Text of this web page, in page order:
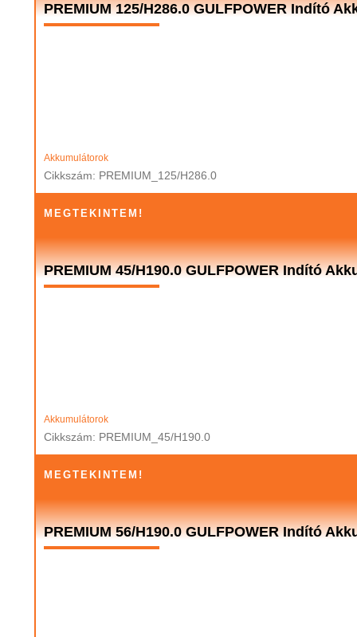
PREMIUM 125/H286.0 GULFPOWER Indító
Akkumulátorok
Cikkszám: PREMIUM_125/H286.0
MEGTEKINTEM!
PREMIUM 45/H190.0 GULFPOWER Indító
Akkumulátorok
Cikkszám: PREMIUM_45/H190.0
MEGTEKINTEM!
PREMIUM 56/H190.0 GULFPOWER Indító